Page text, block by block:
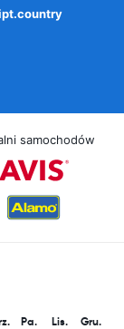
samochodów
Pa. Lis. Gru.